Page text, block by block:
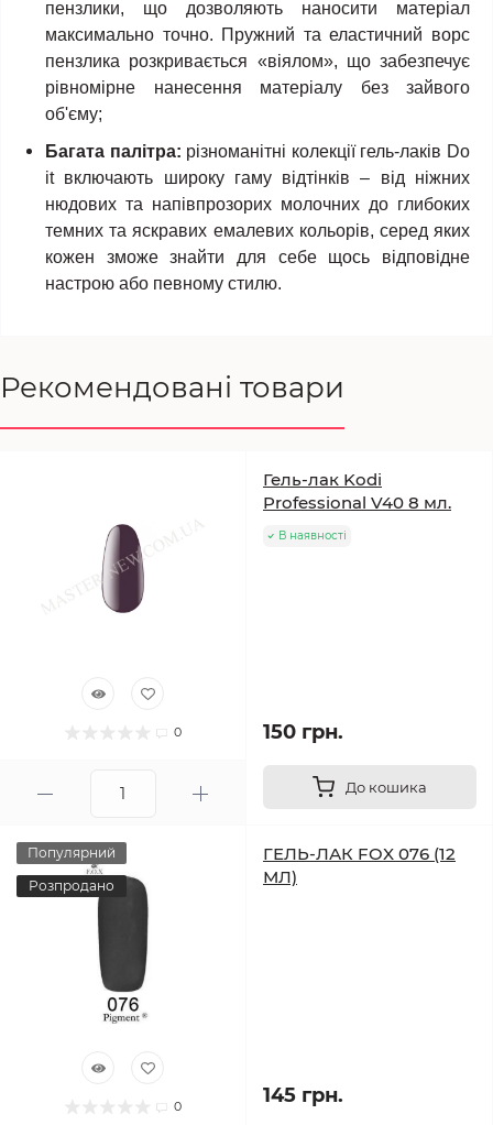
пензлики, що дозволяють наносити матеріал
максимально точно. Пружний та еластичний ворс
пензлика розкривається «віялом», що забезпечує
рівномірне нанесення матеріалу без зайвого
об'єму;
Багата палітра: різноманітні колекції гель-лаків Do
it включають широку гаму відтінків – від ніжних
нюдових та напівпрозорих молочних до глибоких
темних та яскравих емалевих кольорів, серед яких
кожен зможе знайти для себе щось відповідне
настрою або певному стилю.
Рекомендовані товари
0
Гель-лак Kodi
Professional V40 8 мл.
В наявності
150 грн.
До кошика
Популярний
Розпродано
0
ГЕЛЬ-ЛАК FOX 076 (12
МЛ)
145 грн.